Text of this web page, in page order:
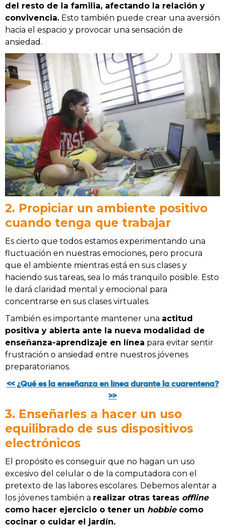
del resto de la familia, afectando la relación y
convivencia. Esto también puede crear una aversión
hacia el espacio y provocar una sensación de
ansiedad.
2. Propiciar un ambiente positivo
cuando tenga que trabajar
Es cierto que todos estamos experimentando una
fluctuación en nuestras emociones, pero procura
que el ambiente mientras está en sus clases y
haciendo sus tareas, sea lo más tranquilo posible. Esto
le dará claridad mental y emocional para
concentrarse en sus clases virtuales.
También es importante mantener una actitud
positiva y abierta ante la nueva modalidad de
enseñanza-aprendizaje en línea para evitar sentir
frustración o ansiedad entre nuestros jóvenes
preparatorianos.
<< ¿Qué es la enseñanza en línea durante la cuarentena?
>>
3. Enseñarles a hacer un uso
equilibrado de sus dispositivos
electrónicos
El propósito es conseguir que no hagan un uso
excesivo del celular o de la computadora con el
pretexto de las labores escolares. Debemos alentar a
los jóvenes también a realizar otras tareas offline
como hacer ejercicio o tener un hobbiecomo
cocinar o cuidar el jardín.